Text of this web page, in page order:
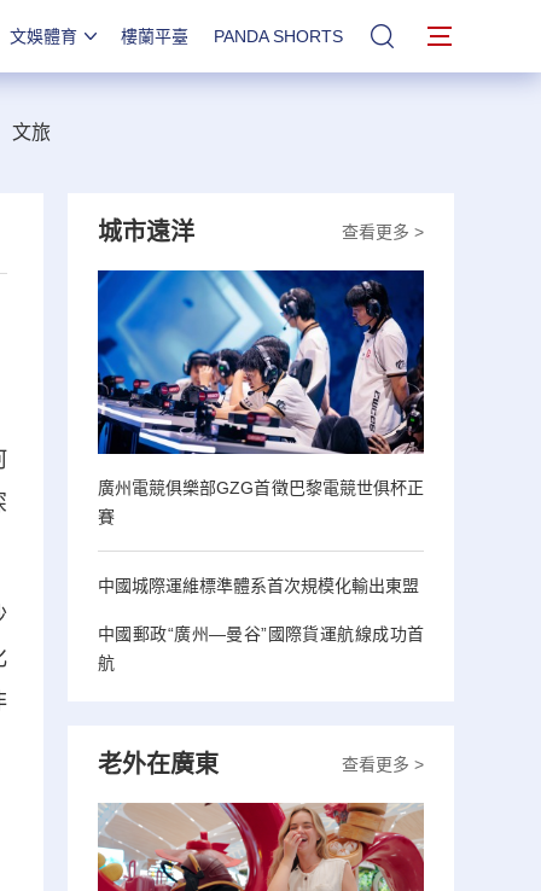
文娛體育 樓蘭平臺 PANDA SHORTS 站內搜索
文旅
查看更多 >
城市遠洋
廣州電競俱樂部GZG首徵巴黎電競世俱杯正
賽
中國城際運維標準體系首次規模化輸出東盟
中國郵政“廣州—曼谷”國際貨運航線成功首
航
查看更多 >
老外在廣東